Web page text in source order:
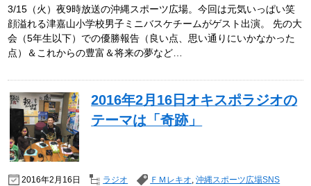
3/15（火）夜9時放送の沖縄スポーツ広場。今回は元気いっぱい笑
顔溢れる津嘉山小学校男子ミニバスケチームがゲスト出演。 先の大
会（5年生以下）での優勝報告（良い点、思い通りにいかなかった
点）＆これからの豊富＆将来の夢など…
2016年2月16日オキスポラジオの
テーマは「奇跡」
2016年2月16日 ラジオ ＦＭレキオ,沖縄スポーツ広場SNS